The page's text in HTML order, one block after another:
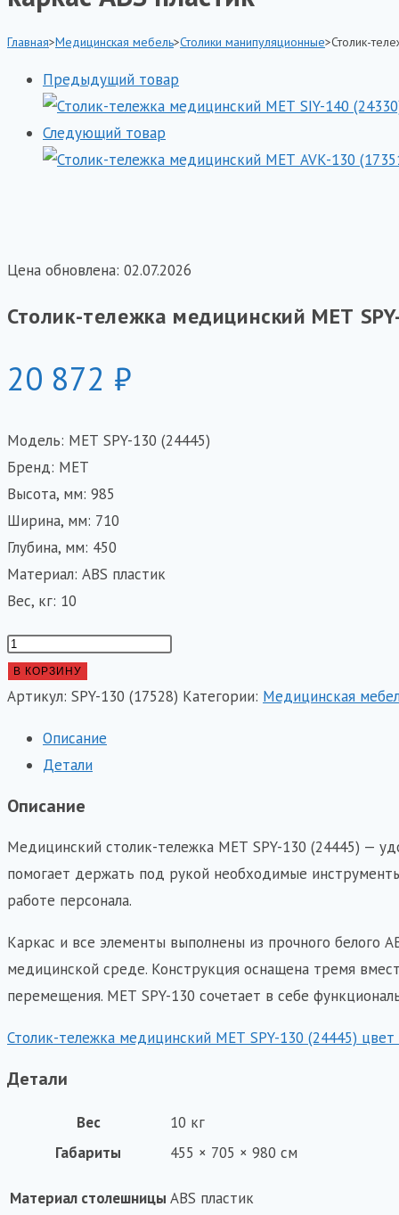
МЕТ
SPY-
(24445)
белый
столешница
ABS
Главная>Медицинская мебель>Столики манипуляционные>Столик-
Предыдущий товар
Следующий товар
Цена обновлена: 02.07.2026
Столик-тележка медицинский МЕТ
20 872 ₽
Модель: МЕТ SPY-130 (24445)
Бренд: МЕТ
Высота, мм: 985
Ширина, мм: 710
Глубина, мм: 450
Материал: ABS пластик
Вес, кг: 10
Количество
товара
Столик-
медицинский
SPY-
(24445)
цвет
белый
столешница
ABS
пластик
ABS
пластик
В КОРЗИНУ
Артикул: SPY-130 (17528) Категории: Медицинская
Описание
Детали
Описание
Медицинский столик-тележка МЕТ SPY-130 (24445) —
помогает держать под рукой необходимые
работе персонала.
Каркас и все элементы выполнены из прочного белого
медицинской среде. Конструкция оснащена тремя
перемещения. МЕТ SPY-130 сочетает в себе
Столик-тележка медицинский МЕТ SPY-130 (24445)
Детали
Вес
10 кг
Габариты
455 × 705 × 980 см
Материал столешницы ABS пластик